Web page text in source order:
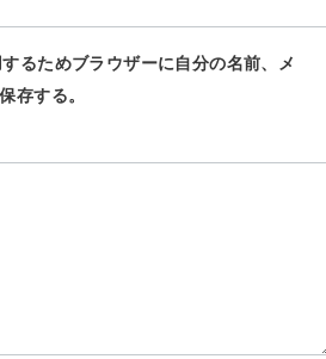
るためブラウザーに自分の名前、メ
存する。